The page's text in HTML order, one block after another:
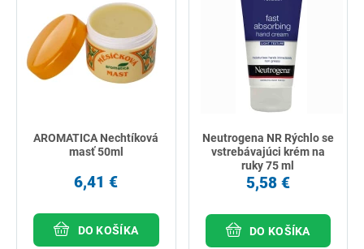
AROMATICA Nechtíková
masť 50ml
6,41 €
DO KOŠÍKA
Neutrogena NR Rýchlo se
vstrebávajúci krém na
ruky 75 ml
5,58 €
DO KOŠÍKA